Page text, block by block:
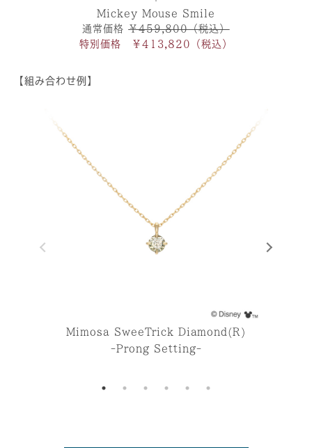
Mickey Mouse Smile
通常価格￥459,800（税込）
特別価格 ￥413,820（税込）
【組み合わせ例】
Mimosa SweeTrick Diamond(R)
-Prong Setting-